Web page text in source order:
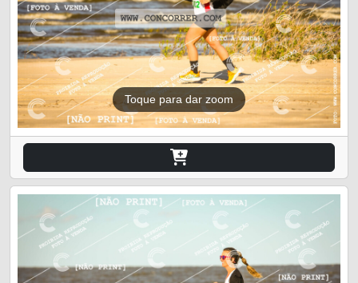
Toque para dar zoom